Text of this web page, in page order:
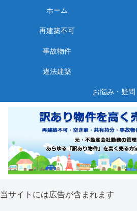
ホーム
再建築不可
事故物件
違法建築
お悩み・疑問
当サイトには広告が含まれます